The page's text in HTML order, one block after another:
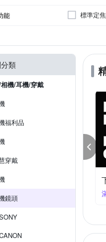
能 標準定焦
超廣角
類
機/耳機/穿戴
福利品
穿戴
鏡頭